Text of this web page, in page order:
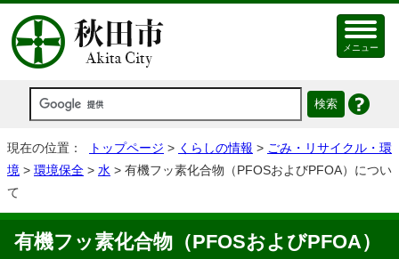
メニュー
現在の位置： トップページ > くらしの情報 > ごみ・リサイクル・環
境 > 環境保全 > 水 > 有機フッ素化合物（PFOSおよびPFOA）につい
て
有機フッ素化合物（PFOSおよびPFOA）